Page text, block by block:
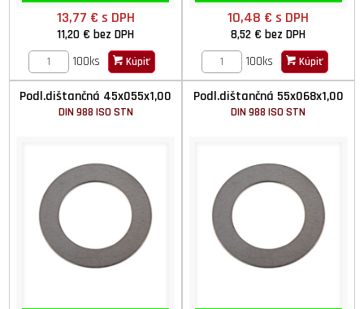
13,77 € s DPH
11,20 €bez DPH
100ks
Kúpiť
10,48 €s DPH
8,52 €bez DPH
100ks
Kúpiť
Podl.dištančná 45x055x1,00
DIN 988 ISO STN
Podl.dištančná 55x068x1,00
DIN 988 ISO STN